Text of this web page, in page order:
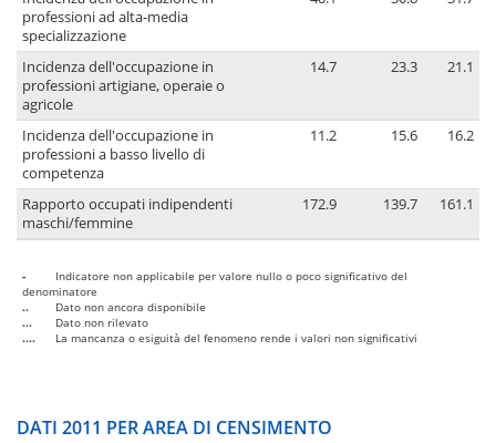
professioni ad alta-media
specializzazione
Incidenza dell'occupazione in
professioni artigiane, operaie o
agricole
14.7 23.3 21.1
Incidenza dell'occupazione in
professioni a basso livello di
competenza
11.2 15.6 16.2
Rapporto occupati indipendenti
maschi/femmine
172.9 139.7 161.1
-
Indicatore non applicabile per valore nullo o poco significativo del
denominatore
..
Dato non ancora disponibile
...
Dato non rilevato
....
La mancanza o esiguità del fenomeno rende i valori non significativi
DATI 2011 PER AREA DI CENSIMENTO